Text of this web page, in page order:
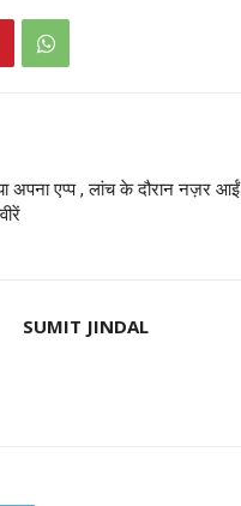
अपना एप्प , लांच के दौरान नज़र आईं
SUMIT JINDAL